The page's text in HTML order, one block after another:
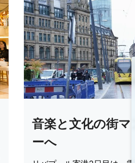
音楽と文化の街
ーへ